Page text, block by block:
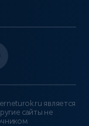
является
сайты не